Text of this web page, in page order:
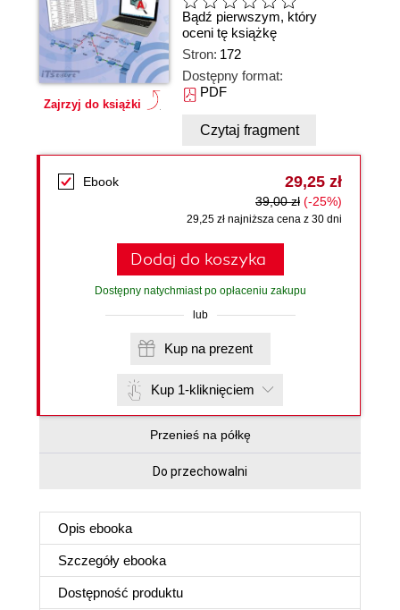
Zajrzyj do książki
Bądź pierwszym, który
oceni tę książkę
Stron: 172
Dostępny format:
PDF
Czytaj fragment
Ebook 29,25 zł
39,00 zł (-25%)
29,25 zł najniższa cena z 30 dni
Dodaj do koszyka
Dostępny natychmiast po opłaceniu zakupu
lub
Kup na prezent
Kup 1-kliknięciem
Przenieś na półkę
Do przechowalni
Opis ebooka
Szczegóły ebooka
Dostępność produktu